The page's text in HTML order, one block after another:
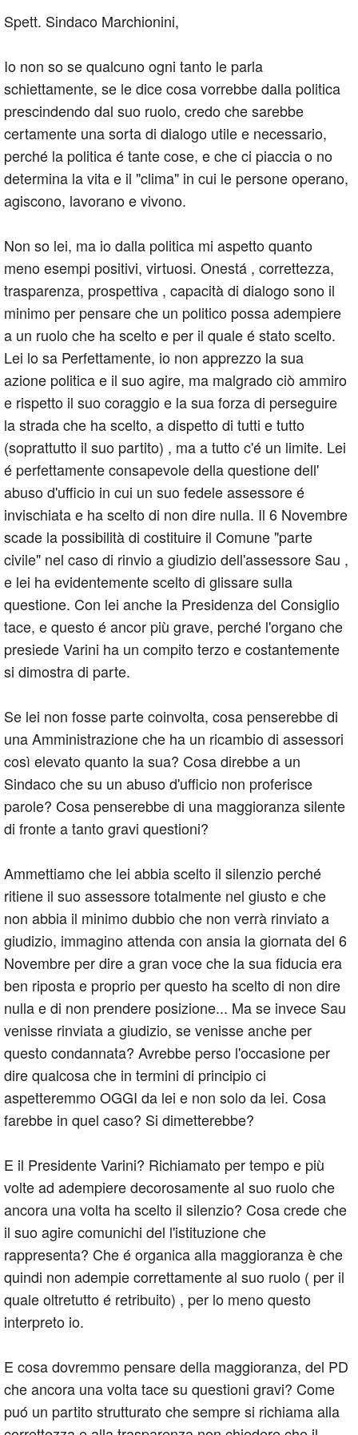
Spett. Sindaco Marchionini,
Io non so se qualcuno ogni tanto le parla
schiettamente, se le dice cosa vorrebbe dalla politica
prescindendo dal suo ruolo, credo che sarebbe
certamente una sorta di dialogo utile e necessario,
perché la politica é tante cose, e che ci piaccia o no
determina la vita e il "clima" in cui le persone operano,
agiscono, lavorano e vivono.
Non so lei, ma io dalla politica mi aspetto quanto
meno esempi positivi, virtuosi. Onestá , correttezza,
trasparenza, prospettiva , capacità di dialogo sono il
minimo per pensare che un politico possa adempiere
a un ruolo che ha scelto e per il quale é stato scelto.
Lei lo sa Perfettamente, io non apprezzo la sua
azione politica e il suo agire, ma malgrado ciò ammiro
e rispetto il suo coraggio e la sua forza di perseguire
la strada che ha scelto, a dispetto di tutti e tutto
(soprattutto il suo partito) , ma a tutto c'é un limite. Lei
é perfettamente consapevole della questione dell'
abuso d'ufficio in cui un suo fedele assessore é
invischiata e ha scelto di non dire nulla. Il 6 Novembre
scade la possibilità di costituire il Comune "parte
civile" nel caso di rinvio a giudizio dell'assessore Sau ,
e lei ha evidentemente scelto di glissare sulla
questione. Con lei anche la Presidenza del Consiglio
tace, e questo é ancor più grave, perché l'organo che
presiede Varini ha un compito terzo e costantemente
si dimostra di parte.
Se lei non fosse parte coinvolta, cosa penserebbe di
una Amministrazione che ha un ricambio di assessori
così elevato quanto la sua? Cosa direbbe a un
Sindaco che su un abuso d'ufficio non proferisce
parole? Cosa penserebbe di una maggioranza silente
di fronte a tanto gravi questioni?
Ammettiamo che lei abbia scelto il silenzio perché
ritiene il suo assessore totalmente nel giusto e che
non abbia il minimo dubbio che non verrà rinviato a
giudizio, immagino attenda con ansia la giornata del 6
Novembre per dire a gran voce che la sua fiducia era
ben riposta e proprio per questo ha scelto di non dire
nulla e di non prendere posizione... Ma se invece Sau
venisse rinviata a giudizio, se venisse anche per
questo condannata? Avrebbe perso l'occasione per
dire qualcosa che in termini di principio ci
aspetteremmo OGGI da lei e non solo da lei. Cosa
farebbe in quel caso? Si dimetterebbe?
E il Presidente Varini? Richiamato per tempo e più
volte ad adempiere decorosamente al suo ruolo che
ancora una volta ha scelto il silenzio? Cosa crede che
il suo agire comunichi del l'istituzione che
rappresenta? Che é organica alla maggioranza è che
quindi non adempie correttamente al suo ruolo ( per il
quale oltretutto é retribuito) , per lo meno questo
interpreto io.
E cosa dovremmo pensare della maggioranza, del PD
che ancora una volta tace su questioni gravi? Come
puó un partito strutturato che sempre si richiama alla